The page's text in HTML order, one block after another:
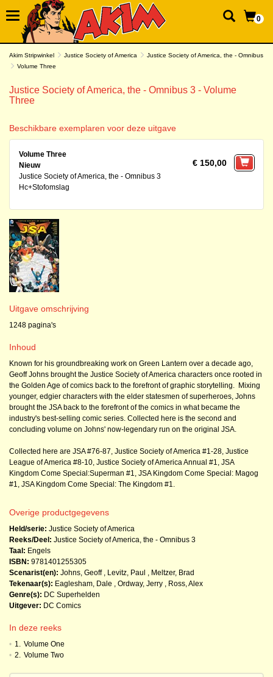
0
Akim Stripwinkel Justice Society of America
Justice Society of America, the - Omnibus
Volume Three
Justice Society of America, the - Omnibus 3 - Volume
Three
Beschikbare exemplaren voor deze uitgave
Volume Three
Nieuw
Justice Society of America, the - Omnibus 3
Hc+Stofomslag
€ 150,00
Uitgave omschrijving
1248 pagina's
Inhoud
Known for his groundbreaking work on Green Lantern over a decade ago,
Geoff Johns brought the Justice Society of America characters once rooted in
the Golden Age of comics back to the forefront of graphic storytelling. Mixing
younger, edgier characters with the elder statesmen of superheroes, Johns
brought the JSA back to the forefront of the comics in what became the
industry's best-selling comic series. Collected here is the second and
concluding volume on Johns' now-legendary run on the original JSA.
Collected here are JSA #76-87, Justice Society of America #1-28, Justice
League of America #8-10, Justice Society of America Annual #1, JSA
Kingdom Come Special:Superman #1, JSA Kingdom Come Special: Magog
#1, JSA Kingdom Come Special: The Kingdom #1.
Overige productgegevens
Held/serie: Justice Society of America
Reeks/Deel: Justice Society of America, the - Omnibus 3
Taal: Engels
ISBN: 9781401255305
Scenarist(en): Johns, Geoff, Levitz, Paul , Meltzer, Brad
Tekenaar(s): Eaglesham, Dale , Ordway, Jerry , Ross, Alex
Genre(s): DC Superhelden
Uitgever: DC Comics
In deze reeks
• 1. Volume One
• 2. Volume Two